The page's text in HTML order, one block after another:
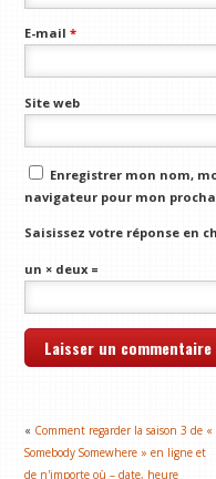
E-mail*
Site web
Enregistrer mon nom,
navigateur pour mon
Saisissez votre réponse en
un × deux =
« Comment regarder la saison 3 de «
Somebody Somewhere » en ligne et
de n'importe où – date, heure